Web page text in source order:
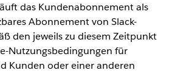
das Kundenabonnement als
Abonnement von Slack-
den jeweils zu diesem Zeitpunkt
Nutzungsbedingungen für
Kunden oder einer anderen